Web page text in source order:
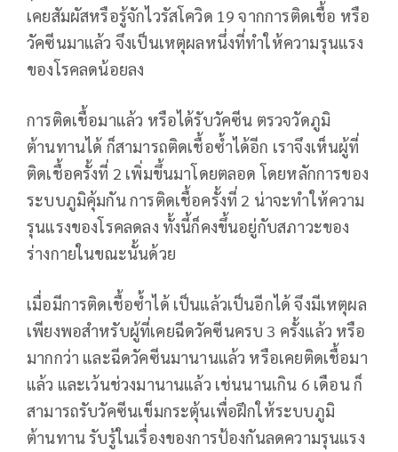
เคยสัมผัสหรือรู้จักไวรัสโควิด 19 จากการติดเชื้อ หรือ
วัคซีนมาแล้ว จึงเป็นเหตุผลหนึ่งที่ทำให้ความรุนแรง
ของโรคลดน้อยลง
การติดเชื้อมาแล้ว หรือได้รับวัคซีน ตรวจวัดภูมิ
ต้านทานได้ ก็สามารถติดเชื้อซ้ำได้อีก เราจึงเห็นผู้ที่
ติดเชื้อครั้งที่ 2 เพิ่มขึ้นมาโดยตลอด โดยหลักการของ
ระบบภูมิคุ้มกัน การติดเชื้อครั้งที่ 2 น่าจะทำให้ความ
รุนแรงของโรคลดลง ทั้งนี้ก็คงขึ้นอยู่กับสภาวะของ
ร่างกายในขณะนั้นด้วย
เมื่อมีการติดเชื้อซ้ำได้ เป็นแล้วเป็นอีกได้ จึงมีเหตุผล
เพียงพอสำหรับผู้ที่เคยฉีดวัคซีนครบ 3 ครั้งแล้ว หรือ
มากกว่า และฉีดวัคซีนมานานแล้ว หรือเคยติดเชื้อมา
แล้ว และเว้นช่วงมานานแล้ว เช่นนานเกิน 6 เดือน ก็
สามารถรับวัคซีนเข็มกระตุ้นเพื่อฝึกให้ระบบภูมิ
ต้านทาน รับรู้ในเรื่องของการป้องกันลดความรุนแรง